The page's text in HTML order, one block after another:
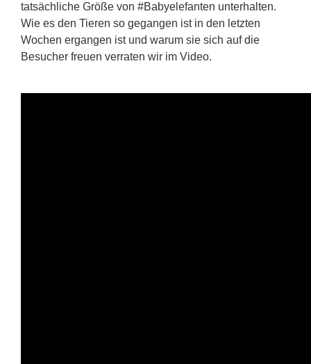
tatsächliche Größe von #Babyelefanten unterhalten.
Wie es den Tieren so gegangen ist in den letzten
Wochen ergangen ist und warum sie sich auf die
Besucher freuen verraten wir im Video.